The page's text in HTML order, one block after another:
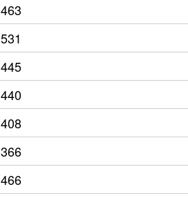
463
531
445
440
408
366
466